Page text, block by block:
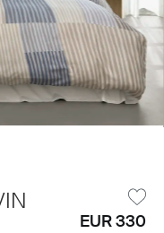
EUR 330